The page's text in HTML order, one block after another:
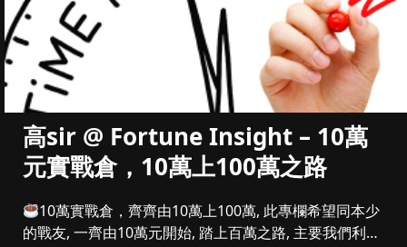
高sir @ Fortune Insight – 10萬
元實戰倉，10萬上100萬之路
10萬實戰倉，齊齊由10萬上100萬, 此專欄希望同本少
的戰友, 一齊由10萬元開始, 踏上百萬之路, 主要我們利潤